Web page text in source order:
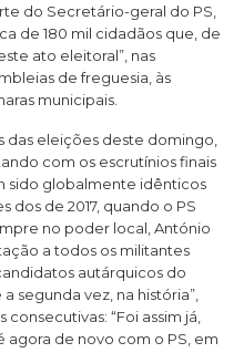
do Secretário-geral do PS,
de 180 mil cidadãos que, de
ato eleitoral”, nas
de freguesia, às
municipais.
das eleições deste domingo,
com os escrutínios finais
sido globalmente idênticos
dos de 2017, quando o PS
no poder local, António
a todos os militantes
autárquicos do
segunda vez, na história”,
“Foi assim já,
agora de novo com o PS, em